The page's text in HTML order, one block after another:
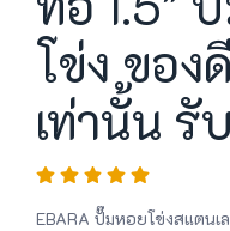
โข่ง ของ
เท่านั้น รั
EBARA ปั๊มหอยโข่งสแตน